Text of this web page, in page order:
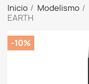
Inicio Modelismo
EARTH
-10%